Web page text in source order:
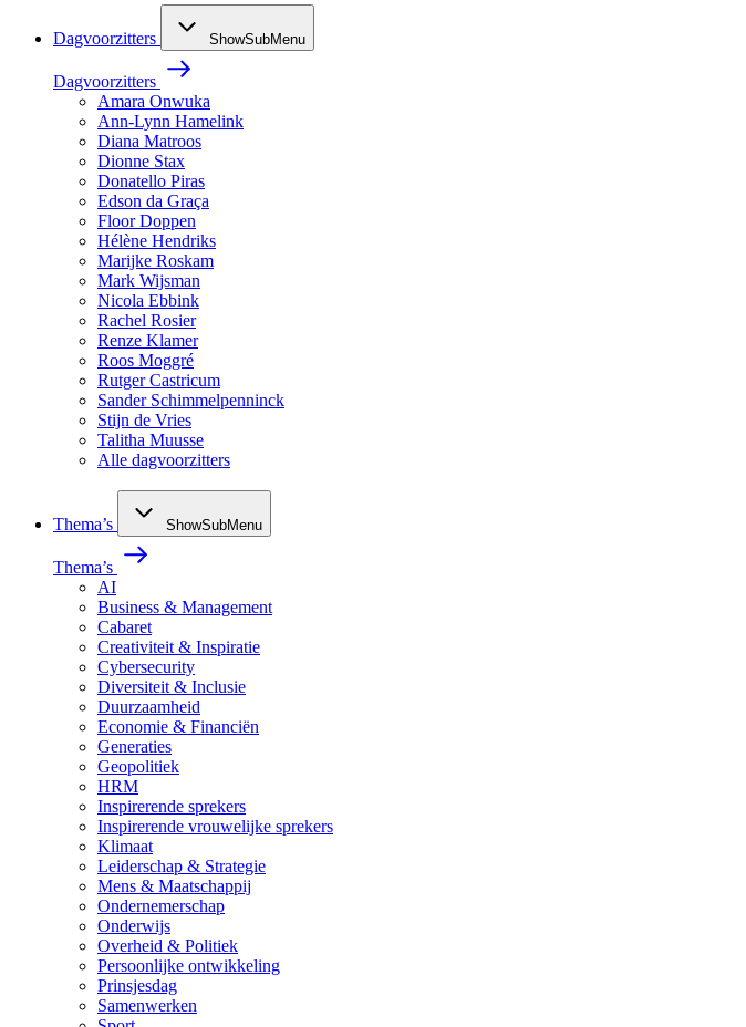
Dagvoorzitters ShowSubMenu
Dagvoorzitters
Amara Onwuka
Ann-Lynn Hamelink
Diana Matroos
Dionne Stax
Donatello Piras
Edson da Graça
Floor Doppen
Hélène Hendriks
Marijke Roskam
Mark Wijsman
Nicola Ebbink
Rachel Rosier
Renze Klamer
Roos Moggré
Rutger Castricum
Sander Schimmelpenninck
Stijn de Vries
Talitha Muusse
Alle dagvoorzitters
Thema’s ShowSubMenu
Thema’s
AI
Business & Management
Cabaret
Creativiteit & Inspiratie
Cybersecurity
Diversiteit & Inclusie
Duurzaamheid
Economie & Financiën
Generaties
Geopolitiek
HRM
Inspirerende sprekers
Inspirerende vrouwelijke sprekers
Klimaat
Leiderschap & Strategie
Mens & Maatschappij
Ondernemerschap
Onderwijs
Overheid & Politiek
Persoonlijke ontwikkeling
Prinsjesdag
Samenwerken